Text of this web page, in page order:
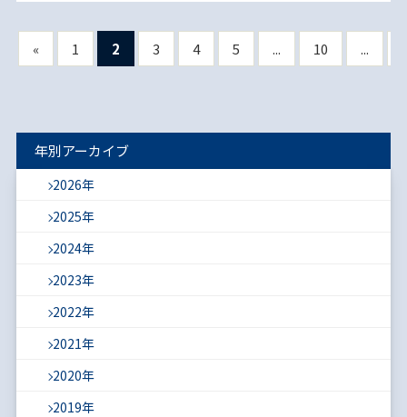
« 1 2 3 4 5 ... 10 ...
年別アーカイブ
2026年
2025年
2024年
2023年
2022年
2021年
2020年
2019年